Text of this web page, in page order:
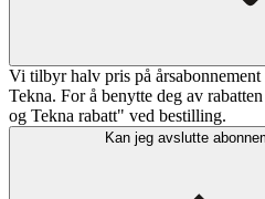
Vi tilbyr halv pris på
Tekna. For å benytte deg av
og Tekna rabatt" ved bestilling.
Kan jeg avslutte